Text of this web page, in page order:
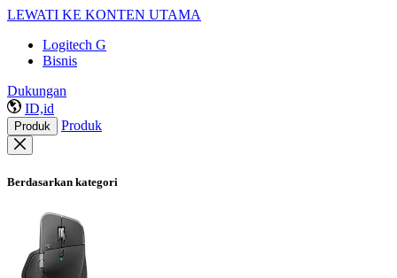
LEWATI KE KONTEN UTAMA
Logitech G
Bisnis
Dukungan
ID,id
Produk Produk
Berdasarkan kategori